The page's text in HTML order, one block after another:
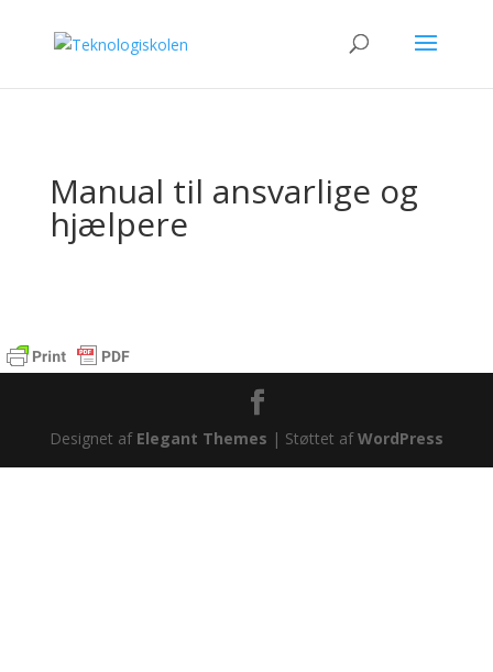
Manual til ansvarlige og
hjælpere
Designet af Elegant Themes | Støttet afWordPress